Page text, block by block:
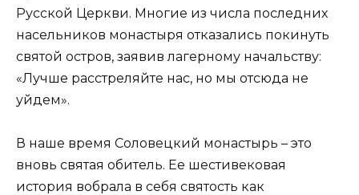
Русской Церкви. Многие из числа последних
насельников монастыря отказались покинуть
святой остров, заявив лагерному начальству:
«Лучше расстреляйте нас, но мы отсюда не
уйдем».
В наше время Соловецкий монастырь – это
вновь святая обитель. Ее шестивековая
история вобрала в себя святость как